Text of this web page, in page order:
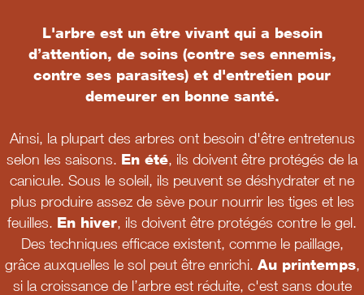
L'arbre est un être vivant qui a besoin
d’attention, de soins (contre ses ennemis,
contre ses parasites) et d'entretien pour
demeurer en bonne santé.
Ainsi, la plupart des arbres ont besoin d'être entretenus
selon les saisons. En été, ils doivent être protégés de la
canicule. Sous le soleil, ils peuvent se déshydrater et ne
plus produire assez de sève pour nourrir les tiges et les
feuilles. En hiver, ils doivent être protégés contre le gel.
Des techniques efficace existent, comme le paillage,
grâce auxquelles le sol peut être enrichi. Au printemps,
si la croissance de l’arbre est réduite, c'est sans doute